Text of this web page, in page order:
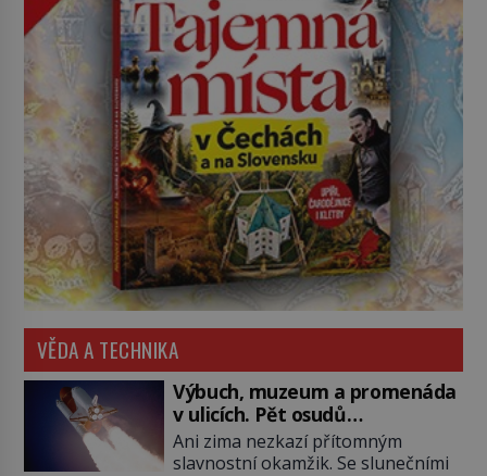
VĚDA A TECHNIKA
Výbuch, muzeum a promenáda
v ulicích. Pět osudů
nejslavnějších raketoplánů
Ani zima nezkazí přítomným
slavnostní okamžik. Se slunečními